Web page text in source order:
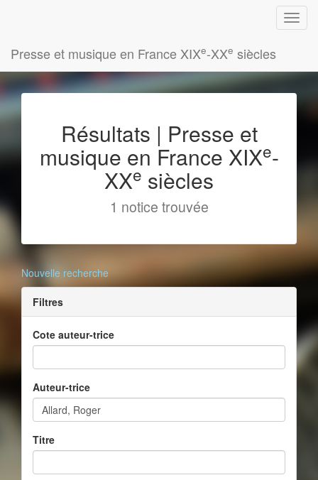
Presse et musique en France XIXe-XXe siècles
Résultats | Presse et
musique en France XIXe-
XXe siècles
1 notice trouvée
Nouvelle recherche
Filtres
Cote auteur-trice
Auteur-trice
Titre